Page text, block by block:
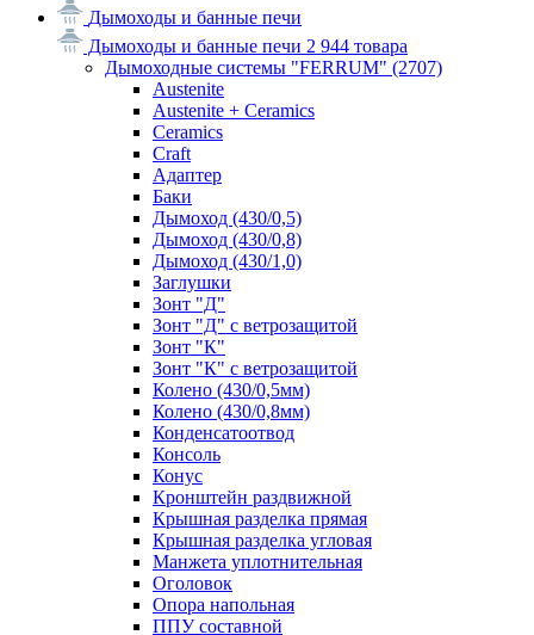
Дымоходы и банные печи
Дымоходы и банные печи 2 944 товара
Дымоходные системы "FERRUM" (2707)
Austenite
Austenite + Ceramics
Ceramics
Craft
Адаптер
Баки
Дымоход (430/0,5)
Дымоход (430/0,8)
Дымоход (430/1,0)
Заглушки
Зонт "Д"
Зонт "Д" с ветрозащитой
Зонт "К"
Зонт "К" с ветрозащитой
Колено (430/0,5мм)
Колено (430/0,8мм)
Конденсатоотвод
Консоль
Конус
Кронштейн раздвижной
Крышная разделка прямая
Крышная разделка угловая
Манжета уплотнительная
Оголовок
Опора напольная
ППУ составной